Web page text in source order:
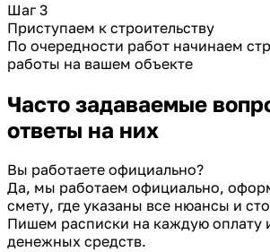
Шаг 3
Приступаем к строительству
По очередности работ начинаем
работы на вашем объекте
Часто задаваемые
ответы на них
Вы работаете официально?
Да, мы работаем официально,
смету, где указаны все нюансы и
Пишем расписки на каждую оплату
денежных средств.